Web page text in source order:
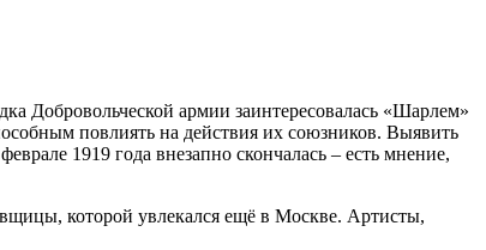
Добровольческой армии заинтересовалась «Шарлем»
повлиять на действия их союзников. Выявить
1919 года внезапно скончалась – есть мнение,
которой увлекался ещё в Москве. Артисты,